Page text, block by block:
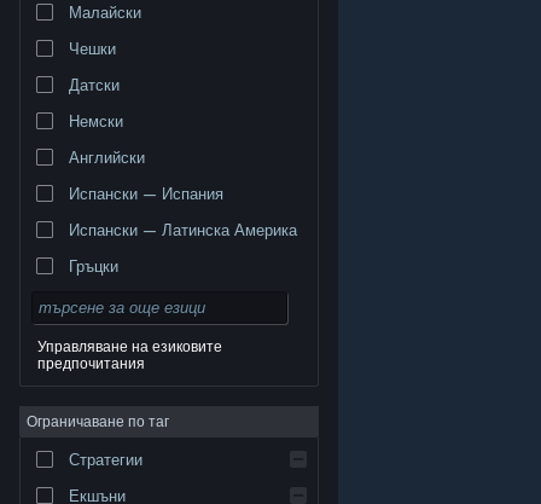
търговски марки принадлежат на съответните им
собственици в САЩ и други страни.
поверителност|Юридическа информация|
Достъпност|Условия за ползване на Steam
Възстановявания|Бисквитки
Малайски
Чешки
Датски
Немски
Английски
Испански — Испания
Испански — Латинска Америка
Гръцки
Управляване на езиковите
предпочитания
Ограничаване по таг
Стратегии
Екшъни